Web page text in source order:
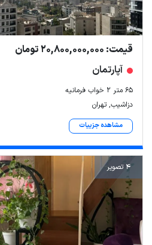
قیمت: 20,800,000,000 تومان
آپارتمان
۶۵ متر ۲ خواب فرمانیه
دزاشیب, تهران
مشاهده جزییات
4 تصویر